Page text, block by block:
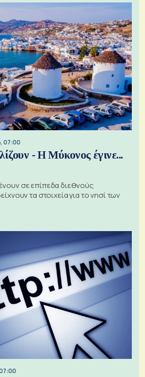
07:00
- Η Μύκονος έγινε...
σε επίπεδα διεθνούς
τα στοιχεία για το νησί των